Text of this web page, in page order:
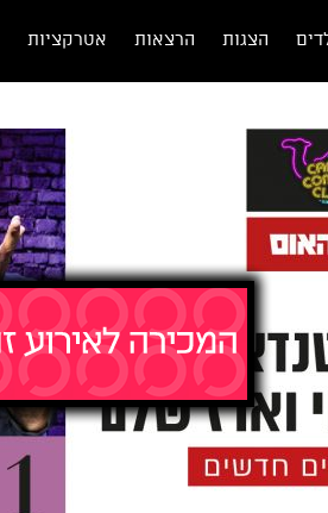
הצגות הרצאות אטרקציות